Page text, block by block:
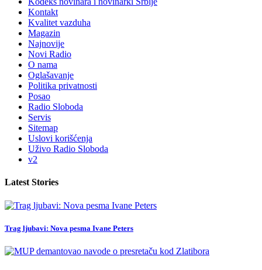
Kontakt
Kvalitet vazduha
Magazin
Najnovije
Novi Radio
O nama
Oglašavanje
Politika privatnosti
Posao
Radio Sloboda
Servis
Sitemap
Uslovi korišćenja
Uživo Radio Sloboda
v2
Latest Stories
Trag ljubavi: Nova pesma Ivane Peters